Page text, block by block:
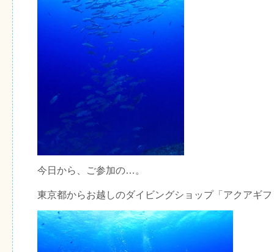
今日から、ご参加の…。
東京都からお越しのダイビングショップ「アクアギ